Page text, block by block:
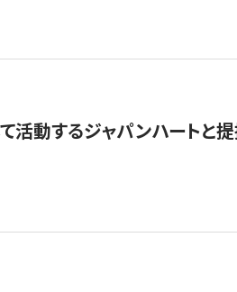
動するジャパンハートと提